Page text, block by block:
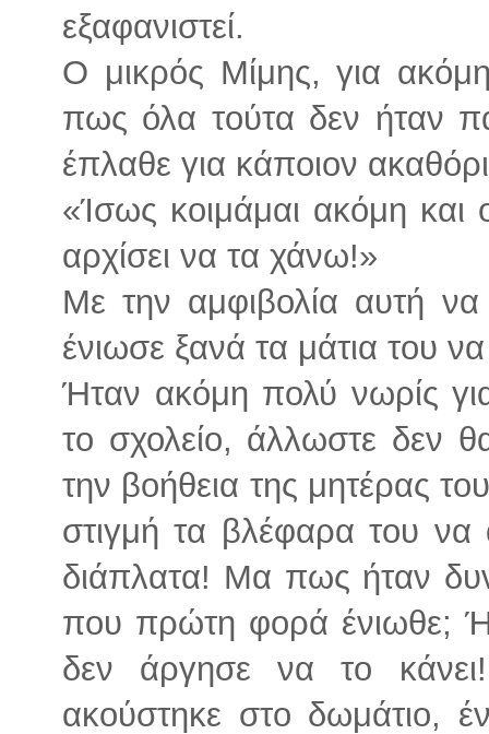
εξαφανιστεί.
Ο μικρός Μίμης, για
πως όλα τούτα δεν ήταν
έπλαθε για κάποιον
«Ίσως κοιμάμαι ακόμη και
αρχίσει να τα χάνω!»
Με την αμφιβολία αυτή να
ένιωσε ξανά τα μάτια του
Ήταν ακόμη πολύ νωρίς για
το σχολείο, άλλωστε δεν
την βοήθεια της μητέρας
στιγμή τα βλέφαρα του
διάπλατα! Μα πως ήταν
που πρώτη φορά ένιωθε;
δεν άργησε να το
ακούστηκε στο δωμάτιο,